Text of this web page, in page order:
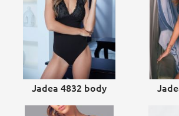
Jadea 4832 body